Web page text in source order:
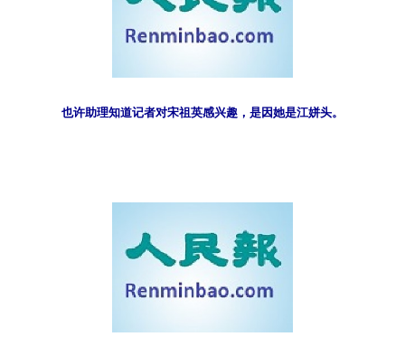
也许助理知道记者对宋祖英感兴趣，是因她是江姘头。